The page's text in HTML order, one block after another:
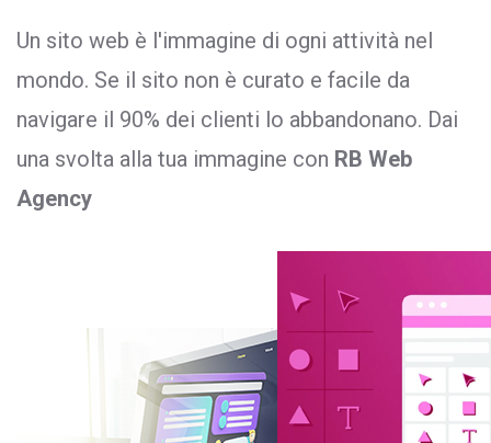
Un sito web è l'immagine di ogni attività nel
mondo. Se il sito non è curato e facile da
navigare il 90% dei clienti lo abbandonano. Dai
una svolta alla tua immagine con RB Web
Agency